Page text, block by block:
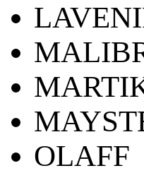
OLAFF